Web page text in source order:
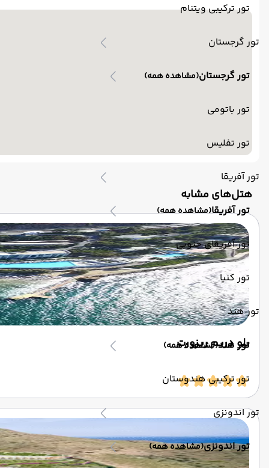
تور ترکیبی ویتنام
تور گرجستان
تور گرجستان(مشاهده همه)
تور باتومی
تور تفلیس
تور آفریقا
تور آفریقا(مشاهده همه)
تور آفریقای جنوبی
تور کنیا
تور هند
تور هند(مشاهده همه)
تور ترکیبی هندوستان
تور اندونزی
تور اندونزی(مشاهده همه)
‌هتل‌های مشابه
بلو دریم ریزورت